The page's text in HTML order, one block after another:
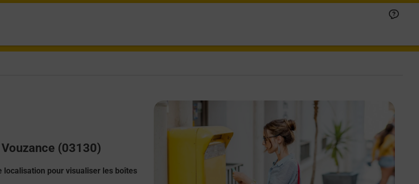
(03130)
localisation pour visualiser les boîtes